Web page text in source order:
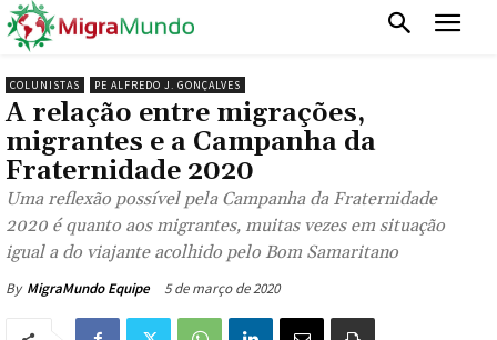
COLUNISTAS PE ALFREDO J. GONÇALVES
A relação entre migrações,
migrantes e a Campanha da
Fraternidade 2020
Uma reflexão possível pela Campanha da Fraternidade
2020 é quanto aos migrantes, muitas vezes em situação
igual a do viajante acolhido pelo Bom Samaritano
By MigraMundo Equipe 5 de março de 2020